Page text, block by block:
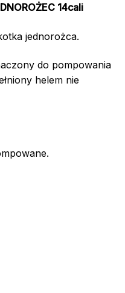
14cali
jednorożca.
do pompowania
helem nie